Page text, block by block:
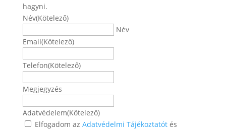
hagyni.
Név(Kötelező)
Név
Email(Kötelező)
Telefon(Kötelező)
Megjegyzés
Adatvédelem(Kötelező)
Elfogadom az Adatvédelmi Tájékoztatótés